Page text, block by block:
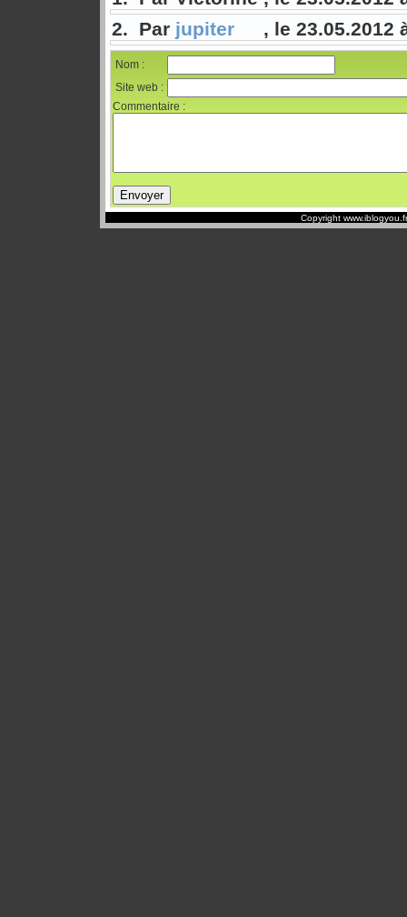
2. Par jupiter , le 23.05.2012
Nom :
Site web :
Commentaire :
Copyright